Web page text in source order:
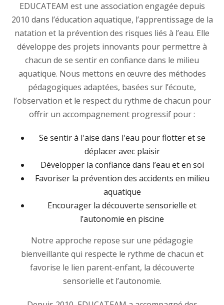
EDUCATEAM est une association engagée depuis
2010 dans l’éducation aquatique, l’apprentissage de la
natation et la prévention des risques liés à l’eau. Elle
développe des projets innovants pour permettre à
chacun de se sentir en confiance dans le milieu
aquatique. Nous mettons en œuvre des méthodes
pédagogiques adaptées, basées sur l’écoute,
l’observation et le respect du rythme de chacun pour
offrir un accompagnement progressif pour :
Se sentir à l'aise dans l'eau pour flotter et se
déplacer avec plaisir
Développer la confiance dans l’eau et en soi
Favoriser la prévention des accidents en milieu
aquatique
Encourager la découverte sensorielle et
l’autonomie en piscine
Notre approche repose sur une pédagogie
bienveillante qui respecte le rythme de chacun et
favorise le lien parent-enfant, la découverte
sensorielle et l’autonomie.